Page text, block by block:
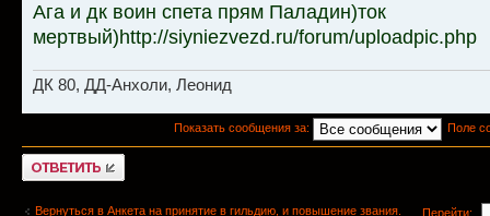
Ага и дк воин спета прям Паладин)ток
мертвый)http://siyniezvezd.ru/forum/uploadpic.php
ДК 80, ДД-Анхоли, Леонид
Показать сообщения за: Поле
Ответить
Вернуться в Анкета на принятие в гильдию, и повышение звания. Перейти: